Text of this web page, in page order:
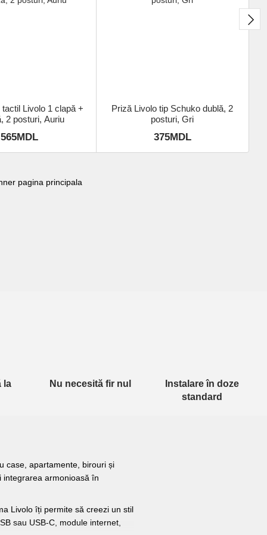
Livolo 1 clapă +
2 posturi, Auriu
565MDL
Priză Livolo tip Schuko dublă, 2
posturi, Gri
375MDL
la Nu necesită fir nul
Instalare în doze
standard
case, apartamente, birouri și
integrarea armonioasă în
Livolo îți permite să creezi un stil
sau USB-C, module internet,